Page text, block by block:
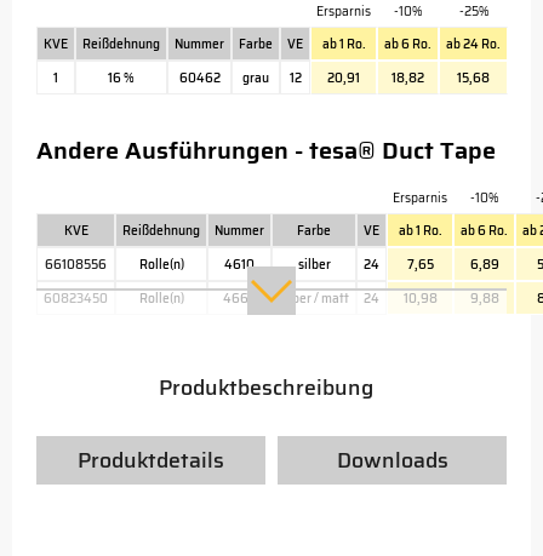
Ersparnis -10%
-25%
KVE
Reißdehnung Nummer Farbe VE ab 1 Ro. ab 6 Ro.
ab 24 Ro.
1
16 % 60462 grau 12 20,91 18,82 15,68
Andere Ausführungen - tesa® Duct Tape
Ersparnis -10%
-
KVE
Reißdehnung Nummer Farbe VE ab 1 Ro. ab 6 Ro.
ab
66108556
Rolle(n) 4610 silber 24 7,65 6,89
60823450
Rolle(n) 4662 silber / matt 24 10,98 9,88
Produktbeschreibung
Produktdetails Downloads